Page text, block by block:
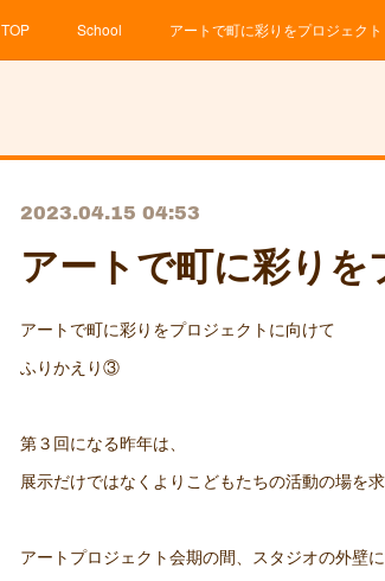
TOP School アートで町に彩りをプロジェクト
2023.04.15 04:53
アートで町に彩り
アートで町に彩りをプロジェクトに向けて
ふりかえり③
第３回になる昨年は、
展示だけではなくよりこどもたちの活動の場を
アートプロジェクト会期の間、スタジオの外壁